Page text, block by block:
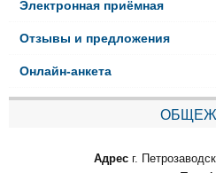
Электронная приёмная
Отзывы и предложения
Онлайн-анкета
Адрес г.